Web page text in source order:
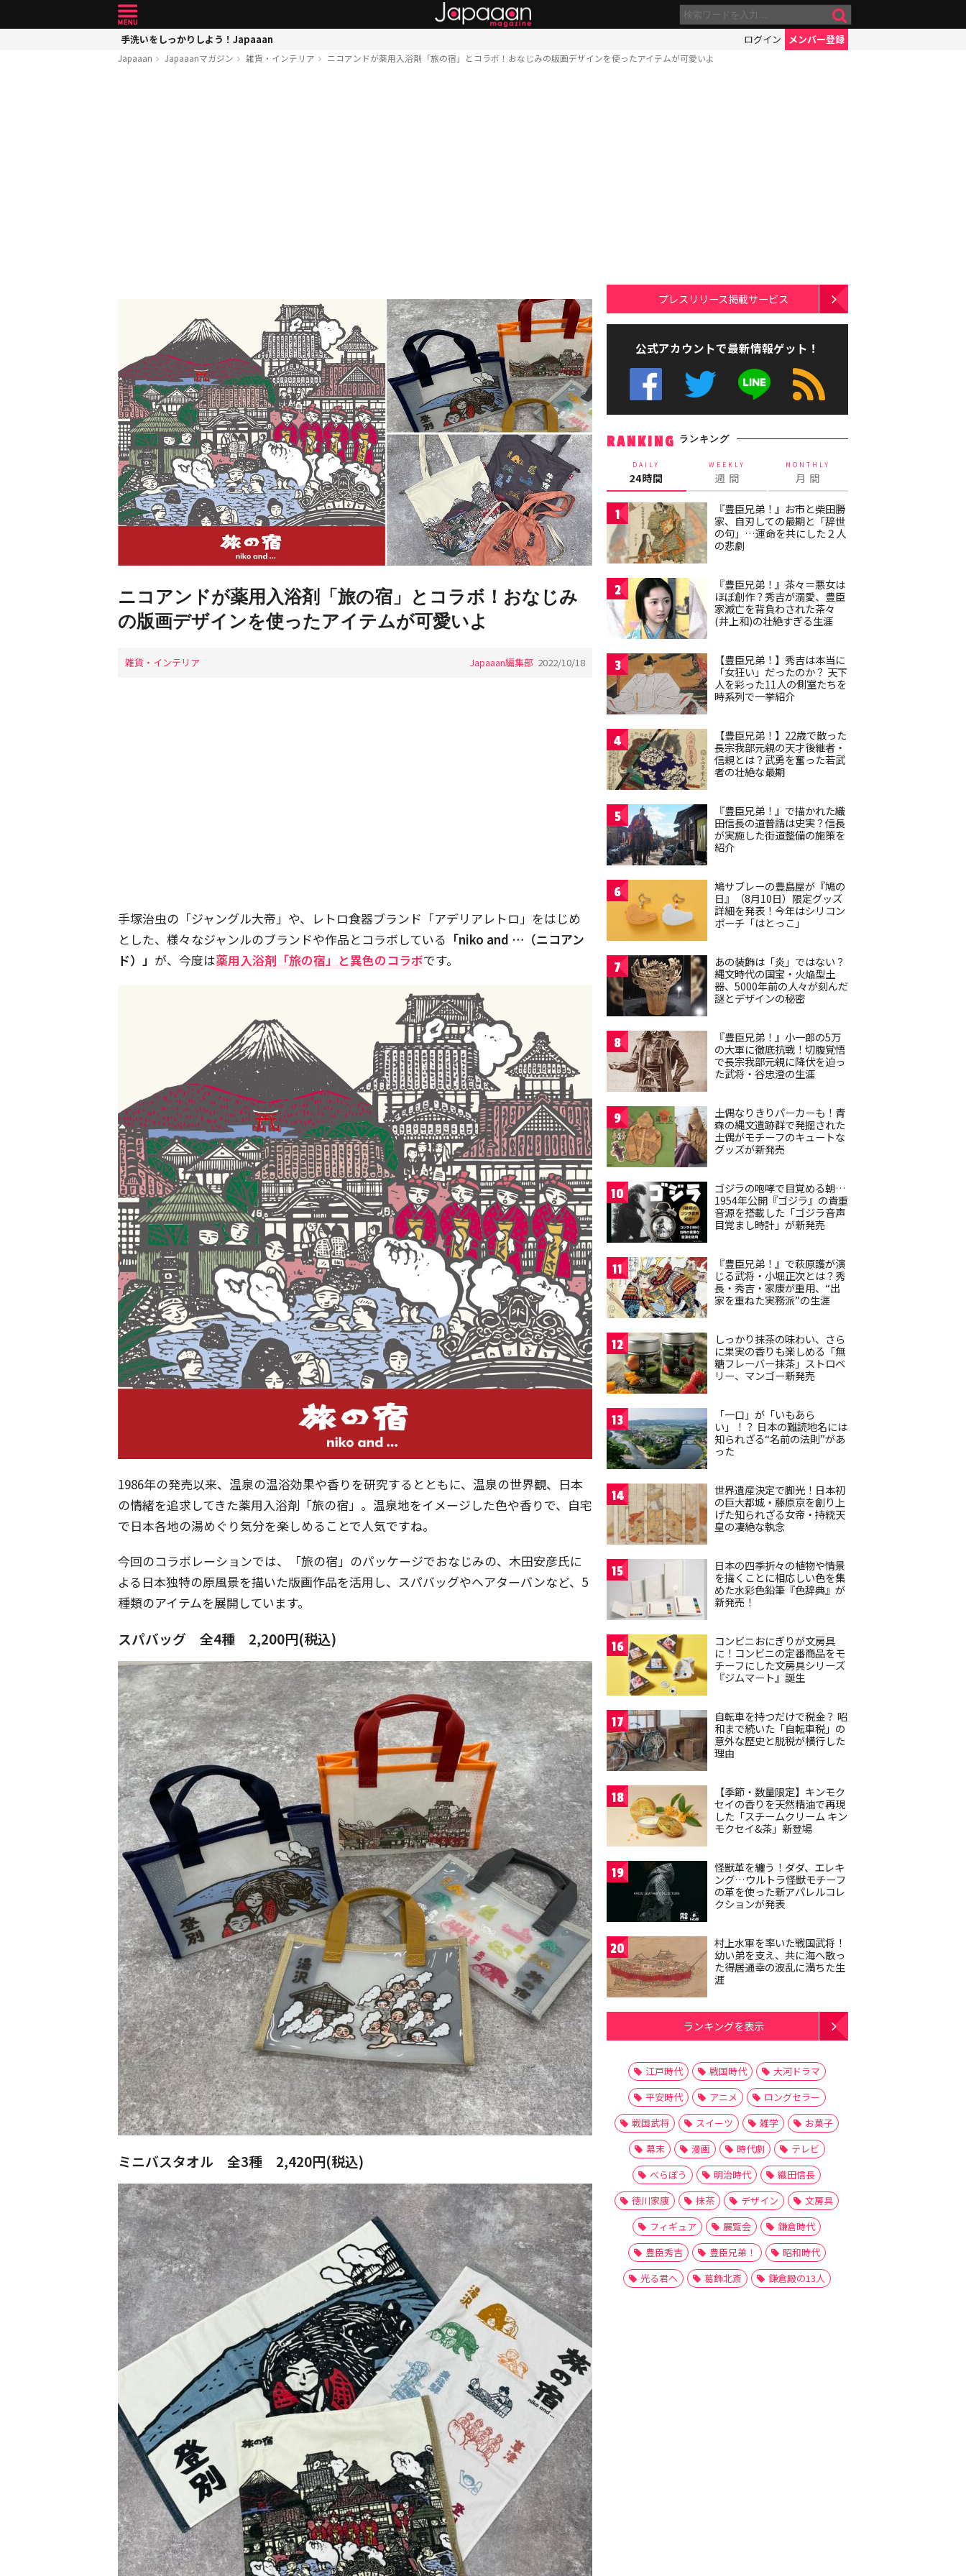
手洗いをしっかりしよう！Japaaan ログイン メンバー登録
Japaaan Japaaanマガジン 雑貨・インテリア ニコアンドが薬用入浴剤「旅の宿」とコラボ！おなじみの版画デザインを使ったアイテムが可愛いよ
ニコアンドが薬用入浴剤「旅の宿」とコラボ！おなじみ
の版画デザインを使ったアイテムが可愛いよ
雑貨・インテリア Japaaan編集部 2022/10/18
手塚治虫の「ジャングル大帝」や、レトロ食器ブランド「アデリアレトロ」をはじめ
とした、様々なジャンルのブランドや作品とコラボしている 「niko and …（ニコアン
ド）」 が、今度は薬用入浴剤「旅の宿」と異色のコラボです。
1986年の発売以来、温泉の温浴効果や香りを研究するとともに、温泉の世界観、日本
の情緒を追求してきた薬用入浴剤「旅の宿」。温泉地をイメージした色や香りで、自宅
で日本各地の湯めぐり気分を楽しめることで人気ですね。
今回のコラボレーションでは、「旅の宿」のパッケージでおなじみの、木田安彦氏に
よる日本独特の原風景を描いた版画作品を活用し、スパバッグやヘアターバンなど、5
種類のアイテムを展開しています。
スパバッグ 全4種 2,200円(税込)
ミニバスタオル 全3種 2,420円(税込)
プレスリリース掲載サービス
公式アカウントで最新情報ゲット！
RANKING ランキング
DAILY
24時間
WEEKLY
週 間
MONTHLY
月 間
1
『豊臣兄弟！』お市と柴田勝
家、自刃しての最期と「辞世
の句」…運命を共にした２人
の悲劇
2
『豊臣兄弟！』茶々＝悪女は
ほぼ創作？秀吉が溺愛、豊臣
家滅亡を背負わされた茶々
(井上和)の壮絶すぎる生涯
3
【豊臣兄弟！】秀吉は本当に
「女狂い」だったのか？ 天下
人を彩った11人の側室たちを
時系列で一挙紹介
4
【豊臣兄弟！】22歳で散った
長宗我部元親の天才後継者・
信親とは？武勇を奮った若武
者の壮絶な最期
5
『豊臣兄弟！』で描かれた織
田信長の道普請は史実？信長
が実施した街道整備の施策を
紹介
6
鳩サブレーの豊島屋が『鳩の
日』（8月10日）限定グッズ
詳細を発表！今年はシリコン
ポーチ「はとっこ」
7
あの装飾は「炎」ではない？
縄文時代の国宝・火焔型土
器、5000年前の人々が刻んだ
謎とデザインの秘密
8
『豊臣兄弟！』小一郎の5万
の大軍に徹底抗戦！切腹覚悟
で長宗我部元親に降伏を迫っ
た武将・谷忠澄の生涯
9
土偶なりきりパーカーも！青
森の縄文遺跡群で発掘された
土偶がモチーフのキュートな
グッズが新発売
10
ゴジラの咆哮で目覚める朝…
1954年公開『ゴジラ』の貴重
音源を搭載した「ゴジラ音声
目覚まし時計」が新発売
11
『豊臣兄弟！』で萩原護が演
じる武将・小堀正次とは？秀
長・秀吉・家康が重用、“出
家を重ねた実務派”の生涯
12
しっかり抹茶の味わい、さら
に果実の香りも楽しめる「無
糖フレーバー抹茶」ストロベ
リー、マンゴー新発売
13
「一口」が「いもあら
い」！？ 日本の難読地名には
知られざる“名前の法則”があ
った
14
世界遺産決定で脚光！日本初
の巨大都城・藤原京を創り上
げた知られざる女帝・持統天
皇の凄絶な執念
15
日本の四季折々の植物や情景
を描くことに相応しい色を集
めた水彩色鉛筆『色辞典』が
新発売！
16
コンビニおにぎりが文房具
に！コンビニの定番商品をモ
チーフにした文房具シリーズ
『ジムマート』誕生
17
自転車を持つだけで税金？ 昭
和まで続いた「自転車税」の
意外な歴史と脱税が横行した
理由
18
【季節・数量限定】キンモク
セイの香りを天然精油で再現
した「スチームクリーム キン
モクセイ&茶」新登場
19
怪獣革を纏う！ダダ、エレキ
ング…ウルトラ怪獣モチーフ
の革を使った新アパレルコレ
クションが発表
20
村上水軍を率いた戦国武将！
幼い弟を支え、共に海へ散っ
た得居通幸の波乱に満ちた生
涯
ランキングを表示
江戸時代 戦国時代
大河ドラマ
平安時代
アニメ
ロングセラー
戦国武将
スイーツ 雑学
お菓子
幕末
漫画 時代劇
テレビ
べらぼう
明治時代
織田信長
徳川家康
抹茶 デザイン
文房具
フィギュア
展覧会
鎌倉時代
豊臣秀吉
豊臣兄弟！
昭和時代
光る君へ
葛飾北斎 鎌倉殿の13人